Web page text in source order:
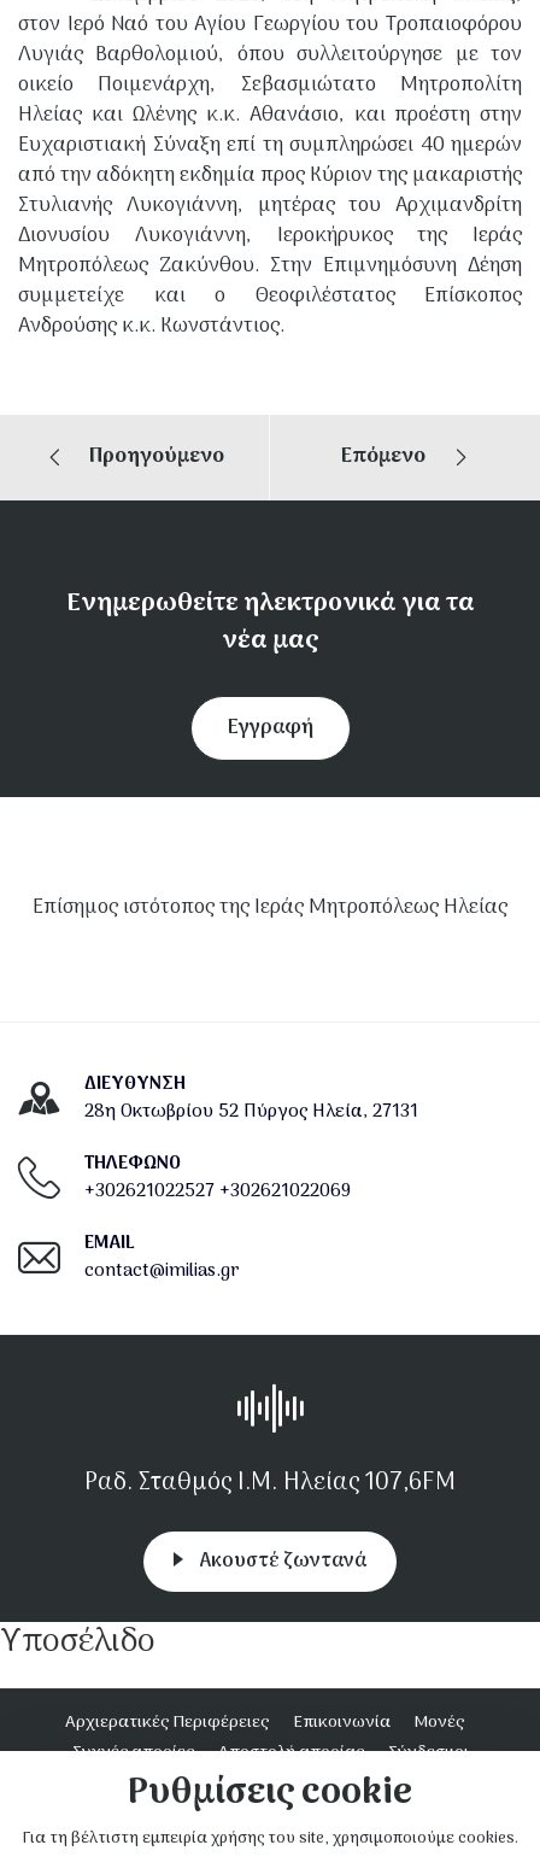
στον Ιερό Ναό του Αγίου Γεωργίου του Τροπαιοφόρου
Λυγιάς Βαρθολομιού, όπου συλλειτούργησε με τον
οικείο Ποιμενάρχη, Σεβασμιώτατο Μητροπολίτη
Ηλείας και Ωλένης κ.κ. Αθανάσιο, και προέστη στην
Ευχαριστιακή Σύναξη επί τη συμπληρώσει 40 ημερών
από την αδόκητη εκδημία προς Κύριον της μακαριστής
Στυλιανής Λυκογιάννη, μητέρας του Αρχιμανδρίτη
Διονυσίου Λυκογιάννη, Ιεροκήρυκος της Ιεράς
Μητροπόλεως Ζακύνθου. Στην Επιμνημόσυνη Δέηση
συμμετείχε και ο Θεοφιλέστατος Επίσκοπος
Ανδρούσης κ.κ. Κωνστάντιος.
Προηγούμενο Επόμενο
Ενημερωθείτε ηλεκτρονικά για τα
νέα μας
Εγγραφή
Επίσημος ιστότοπος της Ιεράς Μητροπόλεως Ηλείας
ΔΙΕΎΘΥΝΣΗ
28η Οκτωβρίου 52 Πύργος Ηλεία, 27131
ΤΗΛΕΦΩΝΟ
+302621022527 +302621022069
EMAIL
contact@imilias.gr
Ραδ. Σταθμός Ι.Μ. Ηλείας 107,6FM
Aκουστέ ζωντανά
Υποσέλιδο
Αρχιερατικές Περιφέρειες Επικοινωνία
Μονές
Συχνές απορίες
Αποστολή απορίας
Σύνδεσμοι
Ενοριακή Δράση
Ρυθμίσεις cookie
Για τη βέλτιστη εμπειρία χρήσης του site, χρησιμοποιούμε cookies.